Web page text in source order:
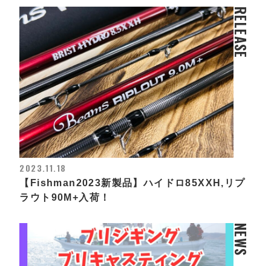
RELEASE
2023.11.18
【Fishman2023新製品】ハイドロ85XXH,リプ
ラウト90M+入荷！
NEWS